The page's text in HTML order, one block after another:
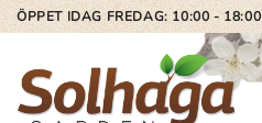
Skip
to
content
ÖPPET IDAG FREDAG: 10:00 - 18:00